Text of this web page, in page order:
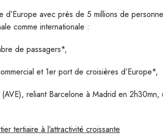
d’Europe avec près de 5 millions de
comme internationale :
de passagers*,
et 1er port de croisières d’Europe*,
reliant Barcelone à Madrid en 2h30mn,
tertiaire à l’attractivité croissante